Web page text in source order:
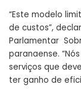
“Este modelo
de custos”,
Parlamentar
paranaense.
serviços que
ter ganho de